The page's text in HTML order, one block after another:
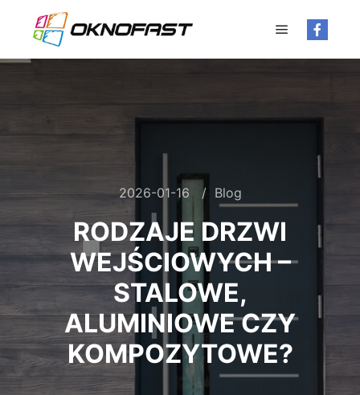
2026-01-16 Blog
RODZAJE DRZWI
WEJŚCIOWYCH –
STALOWE,
ALUMINIOWE CZY
KOMPOZYTOWE?